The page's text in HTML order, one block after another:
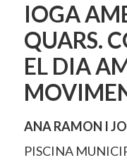
IOGA
QUARS.
EL DIA
ANA RAMON I
PISCINA